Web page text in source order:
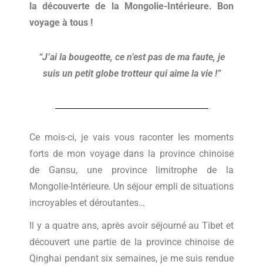
la découverte de la Mongolie-Intérieure. Bon
voyage à tous !
“J’ai la bougeotte, ce n’est pas de ma faute, je
suis un petit globe trotteur qui aime la vie !”
Ce mois-ci, je vais vous raconter les moments
forts de mon voyage dans la province chinoise
de Gansu, une province limitrophe de la
Mongolie-Intérieure. Un séjour empli de situations
incroyables et déroutantes…
Il y a quatre ans, après avoir séjourné au Tibet et
découvert une partie de la province chinoise de
Qinghai pendant six semaines, je me suis rendue